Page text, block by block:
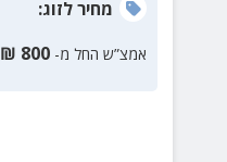
מחירלזוג:
אמצ”ש החל מ- 800
₪